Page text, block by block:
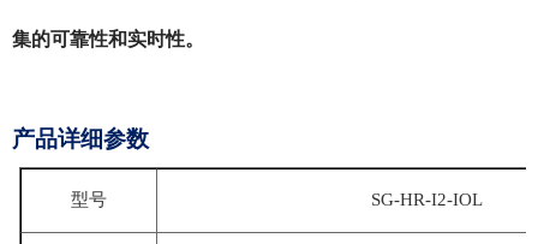
集的可靠性和实时性。
产品详细参数
型号 SG-HR-I2-IOL